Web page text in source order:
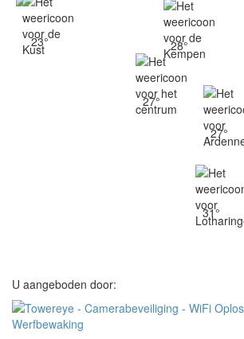
23°
27°
28°
27°
31°
U aangeboden door: